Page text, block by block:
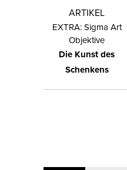
ARTIKEL
EXTRA: Sigma Art
Objektive
Die Kunst des
Schenkens